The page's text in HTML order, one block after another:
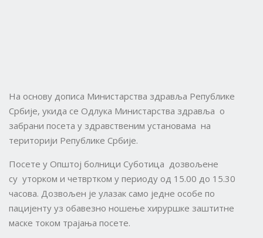
На основу дописа Министарства здравља Републике
Србије, укида се Одлука Министарства здравља о
забрани посета у здравственим установама на
територији Републике Србије.
Посете у Општој болници Суботица дозвољене
су уторком и четвртком у периоду од 15.00 до 15.30
часова. Дозвољен је улазак само једне особе по
пацијенту уз обавезно ношење хируршке заштитне
маске током трајања посете.